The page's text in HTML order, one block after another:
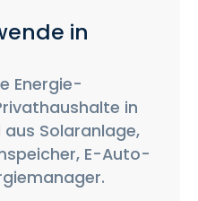
in
Energie-
in
Solaranlage,
E-Auto-